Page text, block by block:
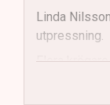
Linda
utpressning.
Flera